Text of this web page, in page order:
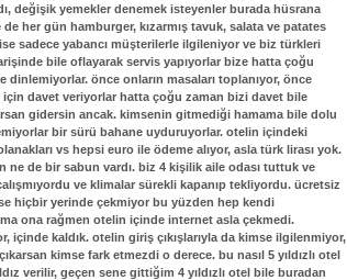
değişik yemekler denemek isteyenler burada hüsrana
her gün hamburger, kızarmış tavuk, salata ve patates
ise sadece yabancı müşterilerle ilgileniyor ve biz türkleri
bile oflayarak servis yapıyorlar bize hatta çoğu
dinlemiyorlar. önce onların masaları toplanıyor, önce
davet veriyorlar hatta çoğu zaman bizi davet bile
gidersin ancak. kimsenin gitmediği hamama bile dolu
bir sürü bahane uyduruyorlar. otelin içindeki
vs hepsi euro ile ödeme alıyor, asla türk lirası yok.
ne de bir sabun vardı. biz 4 kişilik aile odası tuttuk ve
ve klimalar sürekli kapanıp tekliyordu. ücretsiz
hiçbir yerinde çekmiyor bu yüzden hep kendi
ona rağmen otelin içinde internet asla çekmedi.
içinde kaldık. otelin giriş çıkışlarıyla da kimse ilgilenmiyor,
kimse fark etmezdi o derece. bu nasıl 5 yıldızlı otel
verilir, geçen sene gittiğim 4 yıldızlı otel bile buradan